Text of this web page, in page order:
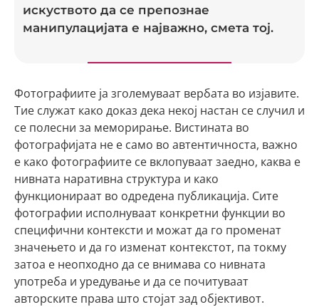
искуството да се препознае
манипулацијата е најважно, смета тој.
Фотографиите ја зголемуваат вербата во изјавите.
Тие служат како доказ дека некој настан се случил и
се полесни за меморирање. Вистината во
фотографијата не е само во автентичноста, важно
е како фотографиите се вклопуваат заедно, каква е
нивната наративна структура и како
функционираат во одредена публикација. Сите
фотографии исполнуваат конкретни функции во
специфични контексти и можат да го променат
значењето и да го изменат контекстот, па токму
затоа е неопходно да се внимава со нивната
употреба и уредување и да се почитуваат
авторските права што стојат зад објективот.